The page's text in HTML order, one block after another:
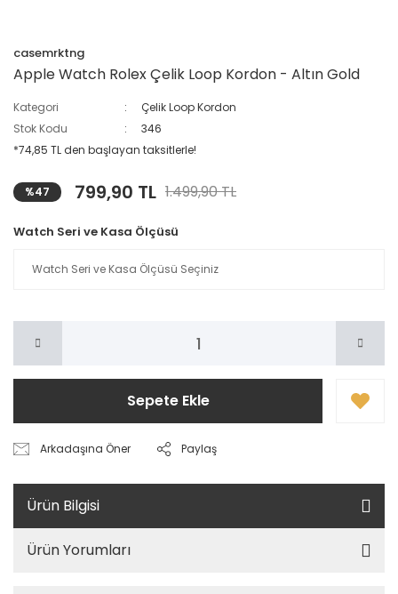
casemrktng
Apple Watch Rolex Çelik Loop Kordon - Altın Gold
Kategori
Çelik Loop Kordon
Stok Kodu
346
*74,85 TL den başlayan taksitlerle!
%47 799,90 TL 1.499,90 TL
Watch Seri ve Kasa Ölçüsü
Sepete Ekle
Arkadaşına Öner Paylaş
Ürün Bilgisi
Ürün Yorumları